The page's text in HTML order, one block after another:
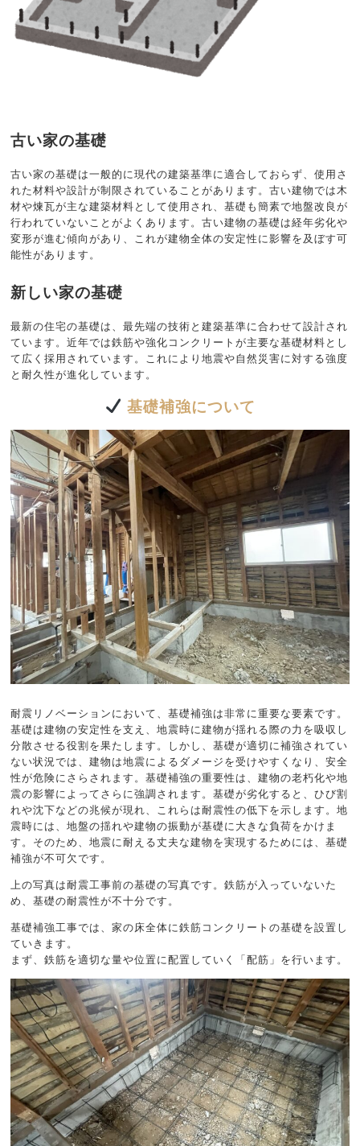
古い家の基礎
古い家の基礎は一般的に現代の建築基準に適合しておらず、使用さ
れた材料や設計が制限されていることがあります。古い建物では木
材や煉瓦が主な建築材料として使用され、基礎も簡素で地盤改良が
行われていないことがよくあります。古い建物の基礎は経年劣化や
変形が進む傾向があり、これが建物全体の安定性に影響を及ぼす可
能性があります。
新しい家の基礎
最新の住宅の基礎は、最先端の技術と建築基準に合わせて設計され
ています。近年では鉄筋や強化コンクリートが主要な基礎材料とし
て広く採用されています。これにより地震や自然災害に対する強度
と耐久性が進化しています。
基礎補強について
耐震リノベーションにおいて、基礎補強は非常に重要な要素です。
基礎は建物の安定性を支え、地震時に建物が揺れる際の力を吸収し
分散させる役割を果たします。しかし、基礎が適切に補強されてい
ない状況では、建物は地震によるダメージを受けやすくなり、安全
性が危険にさらされます。基礎補強の重要性は、建物の老朽化や地
震の影響によってさらに強調されます。基礎が劣化すると、ひび割
れや沈下などの兆候が現れ、これらは耐震性の低下を示します。地
震時には、地盤の揺れや建物の振動が基礎に大きな負荷をかけま
す。そのため、地震に耐える丈夫な建物を実現するためには、基礎
補強が不可欠です。
上の写真は耐震工事前の基礎の写真です。鉄筋が入っていないた
め、基礎の耐震性が不十分です。
基礎補強工事では、家の床全体に鉄筋コンクリートの基礎を設置し
ていきます。
まず、鉄筋を適切な量や位置に配置していく「配筋」を行います。